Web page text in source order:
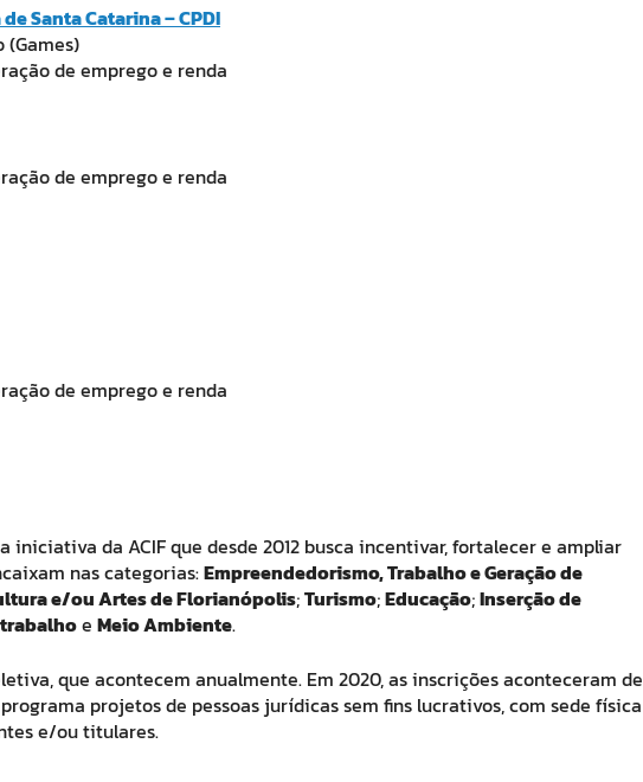
Santa Catarina – CPDI
de emprego e renda
de emprego e renda
de emprego e renda
iniciativa da ACIF que desde 2012 busca incentivar, fortalecer e ampliar
nas categorias:Empreendedorismo, Trabalho e Geração de
e/ou Artes de Florianópolis;Turismo;Educação;Inserção de
e Meio Ambiente.
que acontecem anualmente. Em 2020, as inscrições aconteceram de
projetos de pessoas jurídicas sem fins lucrativos, com sede física
e/ou titulares.